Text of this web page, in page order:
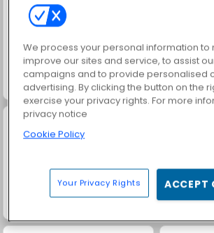
Jewel Garden Story
We process your personal information to
improve our sites and service, to assist
campaigns and to provide personalised
advertising. By clicking the button on the
exercise your privacy rights. For more
privacy notice
Cookie Policy
Your Privacy Rights ACCEPT